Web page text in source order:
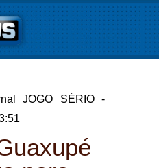
JOGO SÉRIO -